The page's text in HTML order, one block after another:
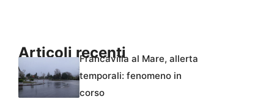
Articoli recentiFrancavilla al Mare, allerta
temporali: fenomeno in
corso